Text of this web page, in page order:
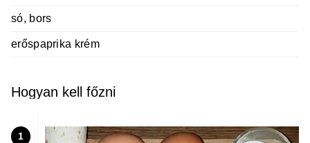
só, bors
erőspaprika krém
Hogyan kell főzni
1